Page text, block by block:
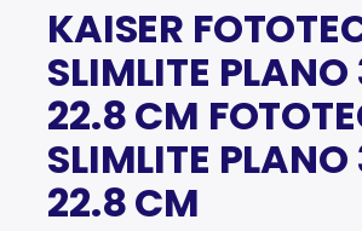
KAISER
SLIMLITE PLANO
22.8 CM
SLIMLITE PLANO
22.8 CM